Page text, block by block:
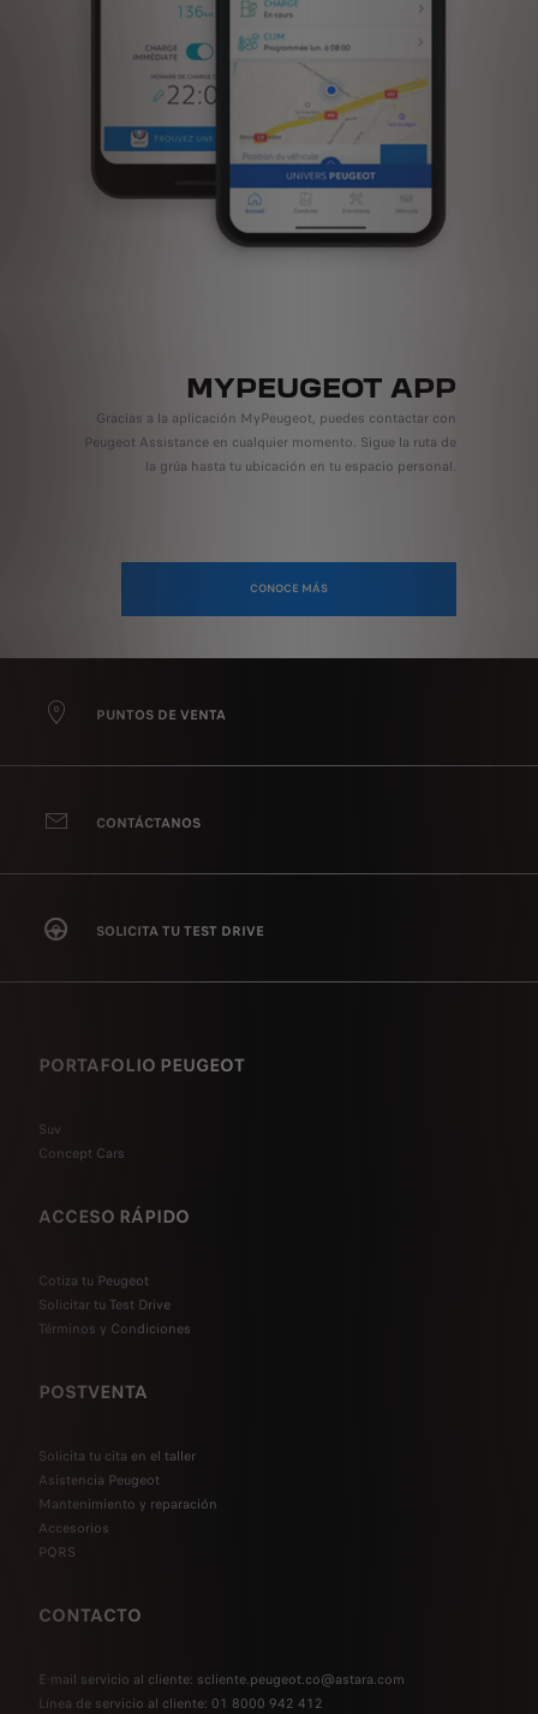
MYPEUGEOT APP
Gracias a la aplicación MyPeugeot, puedes contactar con
Peugeot Assistance en cualquier momento. Sigue la ruta de
la grúa hasta tu ubicación en tu espacio personal.
CONOCE MÁS
PUNTOS DE VENTA
CONTÁCTANOS
SOLICITA TU TEST DRIVE
PORTAFOLIO PEUGEOT
Suv
Concept Cars
ACCESO RÁPIDO
Cotiza tu Peugeot
Solicitar tu Test Drive
Términos y Condiciones
POSTVENTA
Solicita tu cita en el taller
Asistencia Peugeot
Mantenimiento y reparación
Accesorios
PQRS
CONTACTO
E-mail servicio al cliente: scliente.peugeot.co@astara.com
Línea de servicio al cliente: 01 8000 942 412